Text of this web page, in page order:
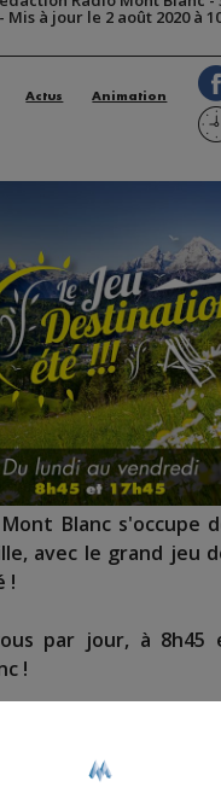
Mis à jour le 2 août 2020 à
Actus
Animation
Blanc s'occupe
avec le grand jeu
!
par jour, à 8h45
!